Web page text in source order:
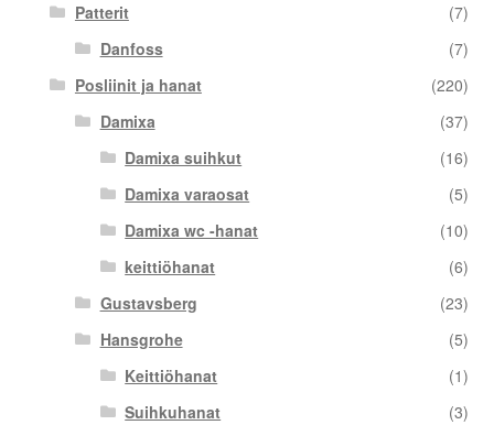
Patterit
(7)
Danfoss
(7)
Posliinit ja hanat
(220)
Damixa
(37)
Damixa suihkut
(16)
Damixa varaosat
(5)
Damixa wc -hanat
(10)
keittiöhanat
(6)
Gustavsberg
(23)
Hansgrohe
(5)
Keittiöhanat
(1)
Suihkuhanat
(3)